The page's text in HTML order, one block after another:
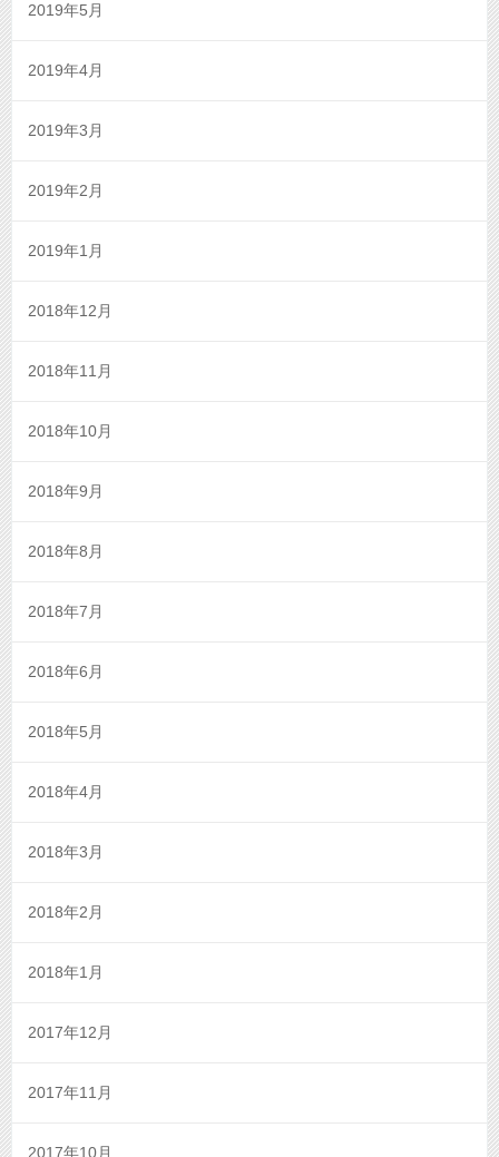
2019年5月
2019年4月
2019年3月
2019年2月
2019年1月
2018年12月
2018年11月
2018年10月
2018年9月
2018年8月
2018年7月
2018年6月
2018年5月
2018年4月
2018年3月
2018年2月
2018年1月
2017年12月
2017年11月
2017年10月